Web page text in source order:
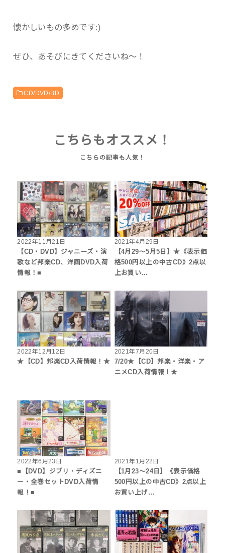
懐かしいもの多めです:)
ぜひ、あそびにきてくださいね〜！
CD/DVD/BD
こちらもオススメ！
2022年11月21日
【CD・DVD】ジャニーズ・演
歌など邦楽CD、洋画DVD入荷
情報！■
2021年4月29日
【4月29〜5月5日】★《表示価
格500円以上の中古CD》2点以
上お買い…
2022年12月12日
★【CD】邦楽CD入荷情報！★
2021年7月20日
7/20★【CD】邦楽・洋楽・ア
ニメCD入荷情報！★
2022年6月23日
■【DVD】ジブリ・ディズニ
ー・全巻セットDVD入荷情
報！■
2021年1月22日
【1月23〜24日】《表示価格
500円以上の中古CD》2点以上
お買い上げ…